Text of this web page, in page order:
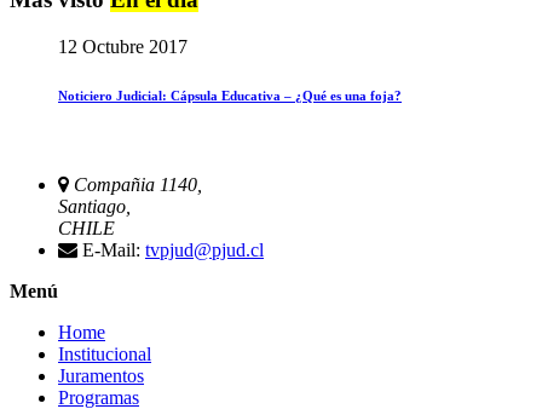
12 Octubre 2017
Noticiero Judicial: Cápsula Educativa – ¿Qué es una foja?
Compañia 1140,
Santiago,
CHILE
E-Mail: tvpjud@pjud.cl
Menú
Home
Institucional
Juramentos
Programas